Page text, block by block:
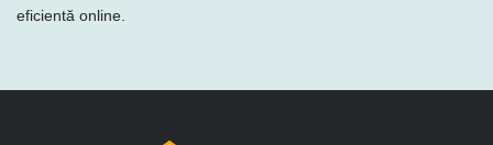
eficientă online.